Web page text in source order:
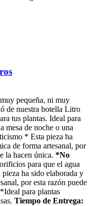
pequeña, ni muy
de nuestra botella Litro
tus plantas. Ideal para
mesa de noche o una
* Esta pieza ha
de forma artesanal, por
la hacen única. *No
para que el agua
ha sido elaborada y
por esta razón puede
para plantas
Tiempo de Entrega: